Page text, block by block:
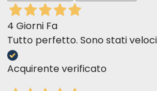
4 Giorni Fa
Tutto perfetto. Sono stati
Acquirente verificato